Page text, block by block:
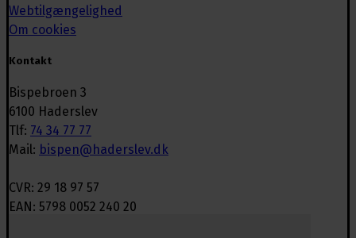
Webtilgængelighed
Om cookies
Kontakt
Bispebroen 3
6100 Haderslev
Tlf: 74 34 77 77
Mail: bispen@haderslev.dk
CVR: 29 18 97 57
EAN: 5798 0052 240 20